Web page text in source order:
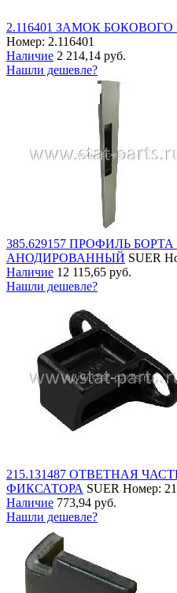
2.116401 ЗАМОК
Номер: 2.116401
Наличие 2 214,14 руб.
Нашли дешевле?
385.629157 ПРОФИЛЬ
АНОДИРОВАННЫЙ SUER
Наличие 12 115,65 руб.
Нашли дешевле?
215.131487 ОТВЕТНАЯ
ФИКСАТОРА SUER Номер:
Наличие 773,94 руб.
Нашли дешевле?